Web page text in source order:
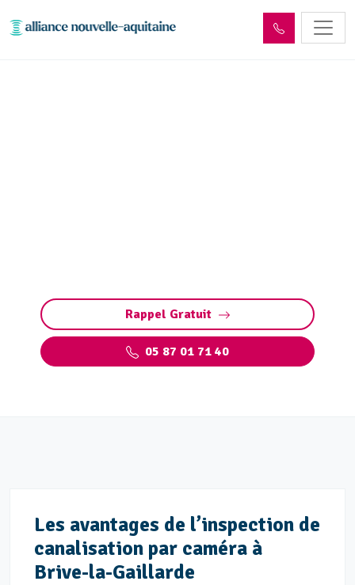
Rappel Gratuit
05 87 01 71 40
Les avantages de l’inspection de
canalisation par caméra à
Brive-la-Gaillarde